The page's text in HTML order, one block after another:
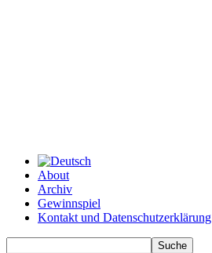
About
Archiv
Gewinnspiel
Kontakt und Datenschutzerklärung